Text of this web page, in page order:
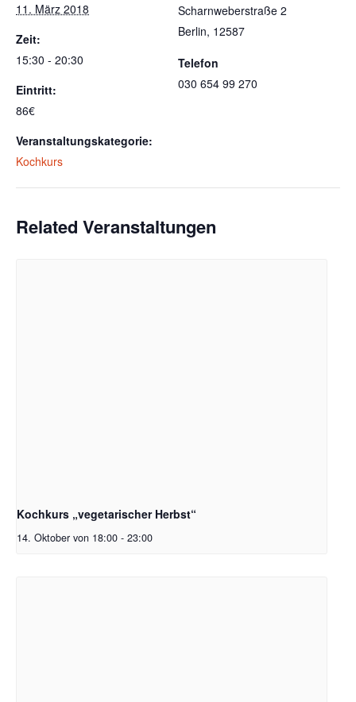
11. März 2018
Zeit:
15:30 - 20:30
Eintritt:
86€
Veranstaltungskategorie:
Kochkurs
Scharnweberstraße 2
Berlin, 12587
Telefon
030 654 99 270
Related Veranstaltungen
Kochkurs „vegetarischer Herbst“
14. Oktober von 18:00 - 23:00